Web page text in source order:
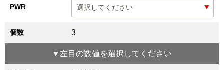
PWR
個数 3
▼ 左目 の数値を選択してください